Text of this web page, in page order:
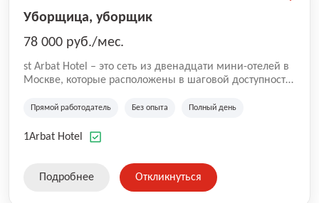
Уборщица, уборщик
78 000 руб./мес.
st Arbat Hotel – это сеть из двенадцати мини-отелей в
Москве, которые расположены в шаговой доступности
Семеновская, Измайловская, Ботанический сад,
Академическая, Фрунзенская, Профсоюзная и
Прямой работодатель Без опыта Полный день
1Arbat Hotel
Подробнее Откликнуться